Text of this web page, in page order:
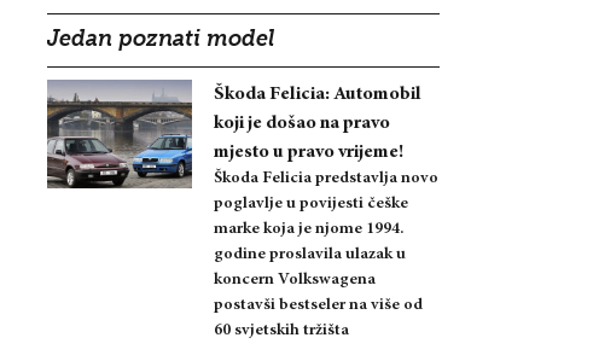
Jedan poznati model
Škoda Felicia: Automobil
koji je došao na pravo
mjesto u pravo vrijeme!
Škoda Felicia predstavlja novo
poglavlje u povijesti češke
marke koja je njome 1994.
godine proslavila ulazak u
koncern Volkswagena
postavši bestseler na više od
60 svjetskih tržišta